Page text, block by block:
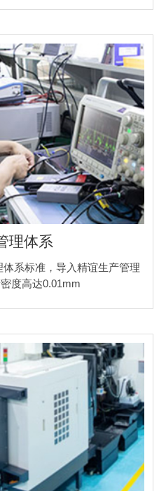
理体系
系标准，导入精谊生产管理
度高达0.01mm